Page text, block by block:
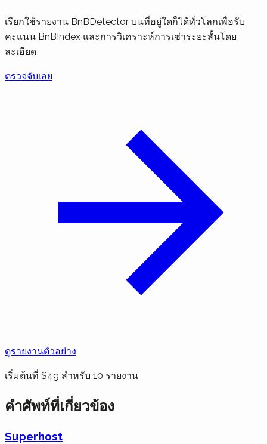
เรียกใช้รายงาน BnBDetector บนที่อยู่ใดก็ได้ทั่วโลกเพื่อรับ
คะแนน BnBIndex และการวิเคราะห์การเช่าระยะสั้นโดย
ละเอียด
ตรวจจับเลย
ดูรายงานตัวอย่าง
เริ่มต้นที่ $49 สำหรับ 10 รายงาน
คำศัพท์ที่เกี่ยวข้อง
Superhost